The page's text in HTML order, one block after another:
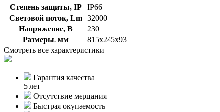
Степень защиты, IP
IP66
Световой поток, Lm
32000
Напряжение, В
230
Размеры, мм
815х245х93
Смотреть все характеристики
Гарантия качества
5 лет
Отсутствие мерцания
Быстрая окупаемость